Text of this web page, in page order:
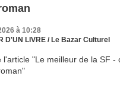
à 10:28
D'UN LIVRE / Le Bazar Culturel